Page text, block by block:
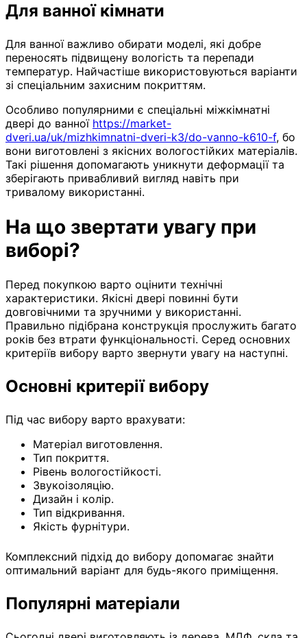
Для ванної кімнати
Для ванної важливо обирати моделі, які добре
переносять підвищену вологість та перепади
температур. Найчастіше використовуються варіанти
зі спеціальним захисним покриттям.
Особливо популярними є спеціальні міжкімнатні
двері до ванної https://market-
dveri.ua/uk/mizhkimnatni-dveri-k3/do-vanno-k610-f, бо
вони виготовлені з якісних вологостійких матеріалів.
Такі рішення допомагають уникнути деформації та
зберігають привабливий вигляд навіть при
тривалому використанні.
На що звертати увагу при
виборі?
Перед покупкою варто оцінити технічні
характеристики. Якісні двері повинні бути
довговічними та зручними у використанні.
Правильно підібрана конструкція прослужить багато
років без втрати функціональності. Серед основних
критеріїв вибору варто звернути увагу на наступні.
Основні критерії вибору
Під час вибору варто врахувати:
Матеріал виготовлення.
Тип покриття.
Рівень вологостійкості.
Звукоізоляцію.
Дизайн і колір.
Тип відкривання.
Якість фурнітури.
Комплексний підхід до вибору допомагає знайти
оптимальний варіант для будь-якого приміщення.
Популярні матеріали